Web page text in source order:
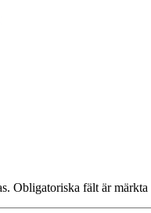
Obligatoriska fält är märkta